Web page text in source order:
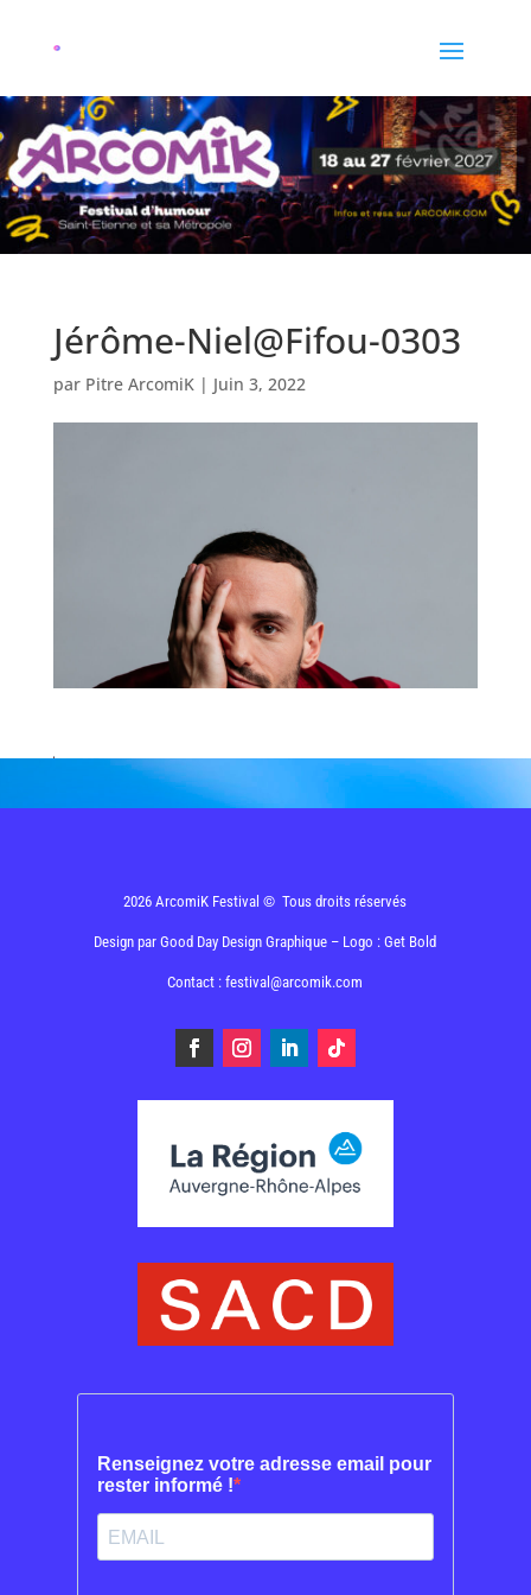
Jérôme-Niel@Fifou-0303
par Pitre ArcomiK| Juin 3, 2022
2026 ArcomiK Festival © Tous droits réservés
Design parGood Day Design Graphique – Logo : Get Bold
Contact : festival@arcomik.com